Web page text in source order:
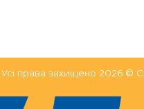
Усі права захищено 2026 ©